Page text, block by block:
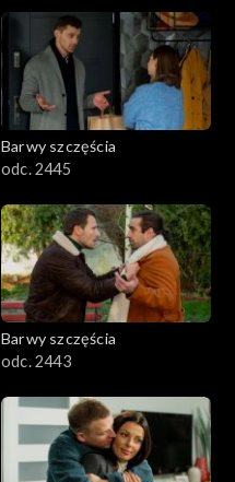
Barwy szczęścia
odc. 2445
Barwy szczęścia
odc. 2443